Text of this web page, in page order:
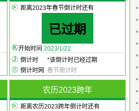
距离2023年春节倒计时还有
已过期
开始时间 2023/1/22
倒计时
*该倒计时已经过期
倒计时网 春节倒计时
农历2023跨年
距离农历2023跨年倒计时还有
•
•
•
•
•
•
•
•
•